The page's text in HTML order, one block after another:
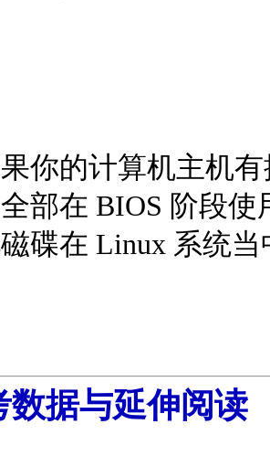
你的计算机主机
部在 BIOS 阶段
碟在 Linux 系统
数据与延伸阅读